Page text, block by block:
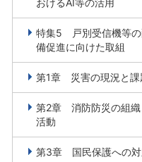
おけるAI等の活用
特集5 戸別受信機等
備促進に向けた取組
第1章 災害の現況と課
第2章 消防防災の組織
活動
第3章 国民保護への